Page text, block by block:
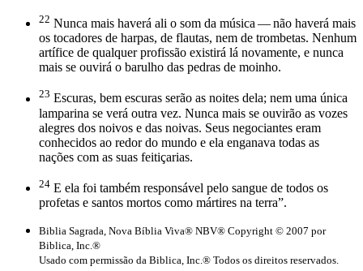
22 Nunca mais haverá ali o som da música — não haverá mais
os tocadores de harpas, de flautas, nem de trombetas. Nenhum
artífice de qualquer profissão existirá lá novamente, e nunca
mais se ouvirá o barulho das pedras de moinho.
23 Escuras, bem escuras serão as noites dela; nem uma única
lamparina se verá outra vez. Nunca mais se ouvirão as vozes
alegres dos noivos e das noivas. Seus negociantes eram
conhecidos ao redor do mundo e ela enganava todas as
nações com as suas feitiçarias.
24 E ela foi também responsável pelo sangue de todos os
profetas e santos mortos como mártires na terra”.
Biblia Sagrada, Nova Bíblia Viva® NBV® Copyright © 2007 por
Biblica, Inc.®
Usado com permissão da Biblica, Inc.® Todos os direitos reservados.